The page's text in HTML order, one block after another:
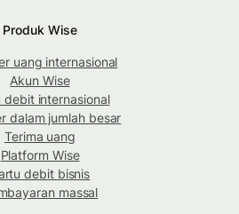
Produk Wise
uang internasional
Akun Wise
debit internasional
dalam jumlah besar
Terima uang
Platform Wise
debit bisnis
massal